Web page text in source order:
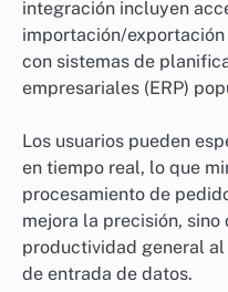
integración incluyen
importación/
con sistemas de
empresariales (ERP)
Los usuarios pueden
en tiempo real, lo que
procesamiento de
mejora la precisión,
productividad general
de entrada de datos.